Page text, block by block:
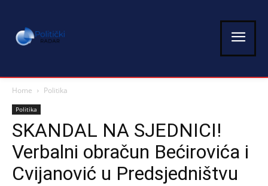
Home Politika
Politika
SKANDAL NA SJEDNICI!
Verbalni obračun Bećirovića i
Cvijanović u Predsjedništvu